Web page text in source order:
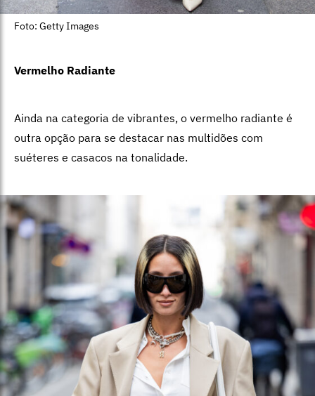
Foto: Getty Images
Vermelho Radiante
Ainda na categoria de vibrantes, o vermelho radiante é
outra opção para se destacar nas multidões com
suéteres e casacos na tonalidade.